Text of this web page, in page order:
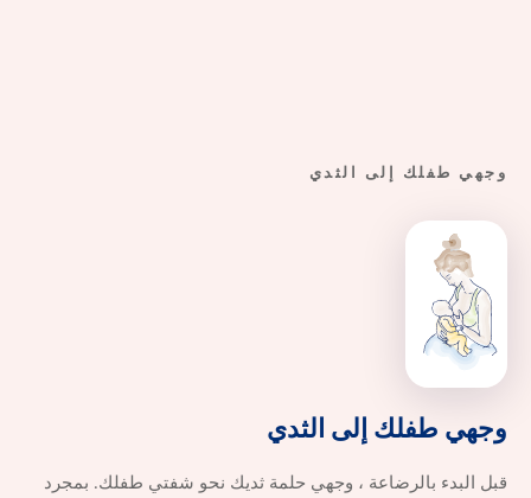
وجهي طفلك إلى الثدي
وجهي طفلك إلى الثدي
قبل البدء بالرضاعة ، وجهي حلمة ثديك نحو شفتي طفلك. بمجرد